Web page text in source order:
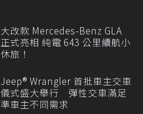
大改款 Mercedes-Benz GLA
正式亮相 純電 643 公里續航小
休旅！
Jeep® Wrangler 首批車主交車
儀式盛大舉行 彈性交車滿足
準車主不同需求